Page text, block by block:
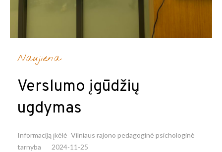
Naujiena
Verslumo įgūdžių
ugdymas
Informaciją įkėlė Vilniaus rajono pedagoginė psichologinė
tarnyba
2024-11-25